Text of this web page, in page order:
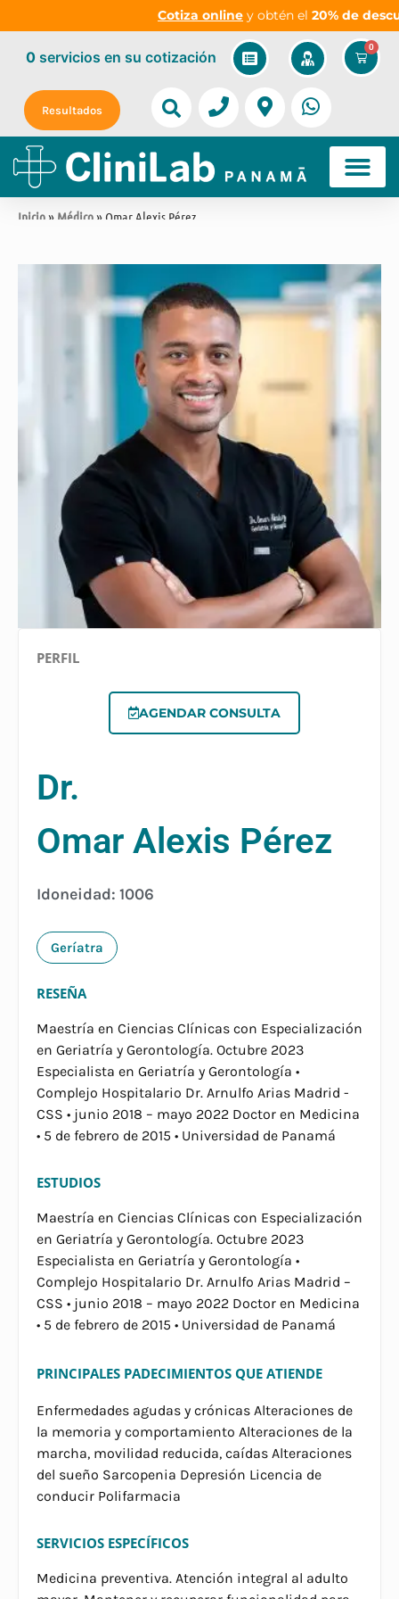
Cotiza onliney obtén el20% de
0
0servicios en su cotización
Resultados
Inicio» Médico» Omar Alexis Pérez
PERFIL
AGENDAR CONSULTA
Dr.
Omar Alexis Pérez
Idoneidad: 1006
Geríatra
RESEÑA
Maestría en Ciencias Clínicas con Especialización
en Geriatría y Gerontología. Octubre 2023
Especialista en Geriatría y Gerontología •
Complejo Hospitalario Dr. Arnulfo Arias Madrid -
CSS • junio 2018 – mayo 2022 Doctor en Medicina
• 5 de febrero de 2015 • Universidad de Panamá
ESTUDIOS
Maestría en Ciencias Clínicas con Especialización
en Geriatría y Gerontología. Octubre 2023
Especialista en Geriatría y Gerontología •
Complejo Hospitalario Dr. Arnulfo Arias Madrid –
CSS • junio 2018 – mayo 2022 Doctor en Medicina
• 5 de febrero de 2015 • Universidad de Panamá
PRINCIPALES PADECIMIENTOS QUE ATIENDE
Enfermedades agudas y crónicas Alteraciones de
la memoria y comportamiento Alteraciones de la
marcha, movilidad reducida, caídas Alteraciones
del sueño Sarcopenia Depresión Licencia de
conducir Polifarmacia
SERVICIOS ESPECÍFICOS
Medicina preventiva. Atención integral al adulto